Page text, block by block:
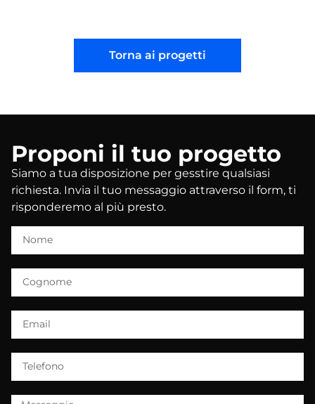
Torna ai progetti
Proponi il tuo progetto
Siamo a tua disposizione per gesstire qualsiasi
richiesta. Invia il tuo messaggio attraverso il form, ti
risponderemo al più presto.